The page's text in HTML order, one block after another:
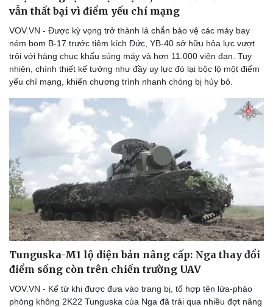
vẫn thất bại vì điểm yếu chí mạng
VOV.VN - Được kỳ vọng trở thành lá chắn bảo vệ các máy bay
ném bom B-17 trước tiêm kích Đức, YB-40 sở hữu hỏa lực vượt
trội với hàng chục khẩu súng máy và hơn 11.000 viên đạn. Tuy
nhiên, chính thiết kế tưởng như đầy uy lực đó lại bộc lộ một điểm
yếu chí mạng, khiến chương trình nhanh chóng bị hủy bỏ.
Tunguska-M1 lộ diện bản nâng cấp: Nga thay đổi
điểm sống còn trên chiến trường UAV
VOV.VN - Kể từ khi được đưa vào trang bị, tổ hợp tên lửa-pháo
phòng không 2K22 Tunguska của Nga đã trải qua nhiều đợt nâng